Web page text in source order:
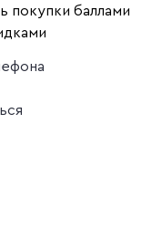
покупки баллами